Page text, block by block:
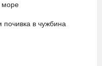
море
в чужбина